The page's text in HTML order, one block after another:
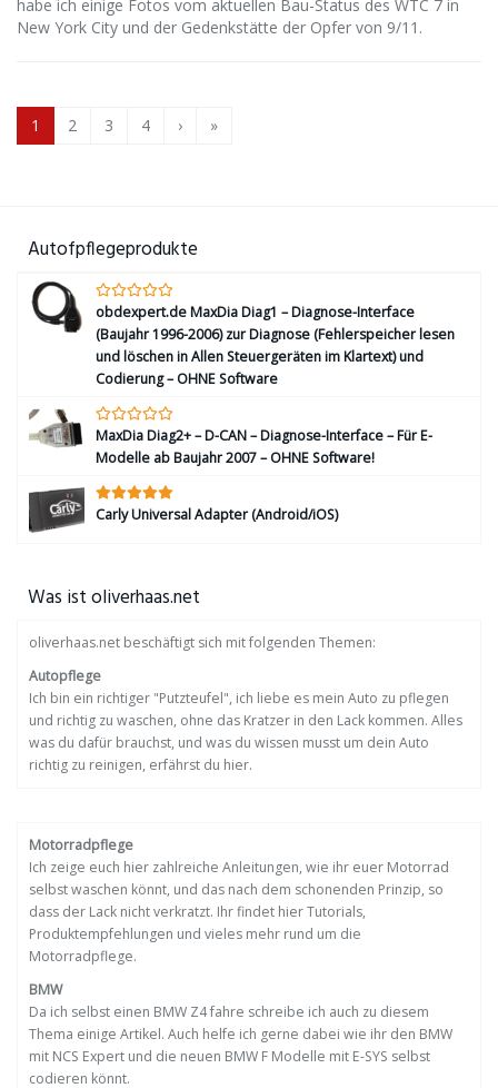
habe ich einige Fotos vom aktuellen Bau-Status des WTC 7 in
New York City und der Gedenkstätte der Opfer von 9/11.
1 2 3 4 › »
Autofpflegeprodukte
obdexpert.de MaxDia Diag1 – Diagnose-Interface
(Baujahr 1996-2006) zur Diagnose (Fehlerspeicher lesen
und löschen in Allen Steuergeräten im Klartext) und
Codierung – OHNE Software
MaxDia Diag2+ – D-CAN – Diagnose-Interface – Für E-
Modelle ab Baujahr 2007 – OHNE Software!
Carly Universal Adapter (Android/iOS)
Was ist oliverhaas.net
oliverhaas.net beschäftigt sich mit folgenden Themen:
Autopflege
Ich bin ein richtiger "Putzteufel", ich liebe es mein Auto zu pflegen
und richtig zu waschen, ohne das Kratzer in den Lack kommen. Alles
was du dafür brauchst, und was du wissen musst um dein Auto
richtig zu reinigen, erfährst du hier.
Motorradpflege
Ich zeige euch hier zahlreiche Anleitungen, wie ihr euer Motorrad
selbst waschen könnt, und das nach dem schonenden Prinzip, so
dass der Lack nicht verkratzt. Ihr findet hier Tutorials,
Produktempfehlungen und vieles mehr rund um die
Motorradpflege.
BMW
Da ich selbst einen BMW Z4 fahre schreibe ich auch zu diesem
Thema einige Artikel. Auch helfe ich gerne dabei wie ihr den BMW
mit NCS Expert und die neuen BMW F Modelle mit E-SYS selbst
codieren könnt.